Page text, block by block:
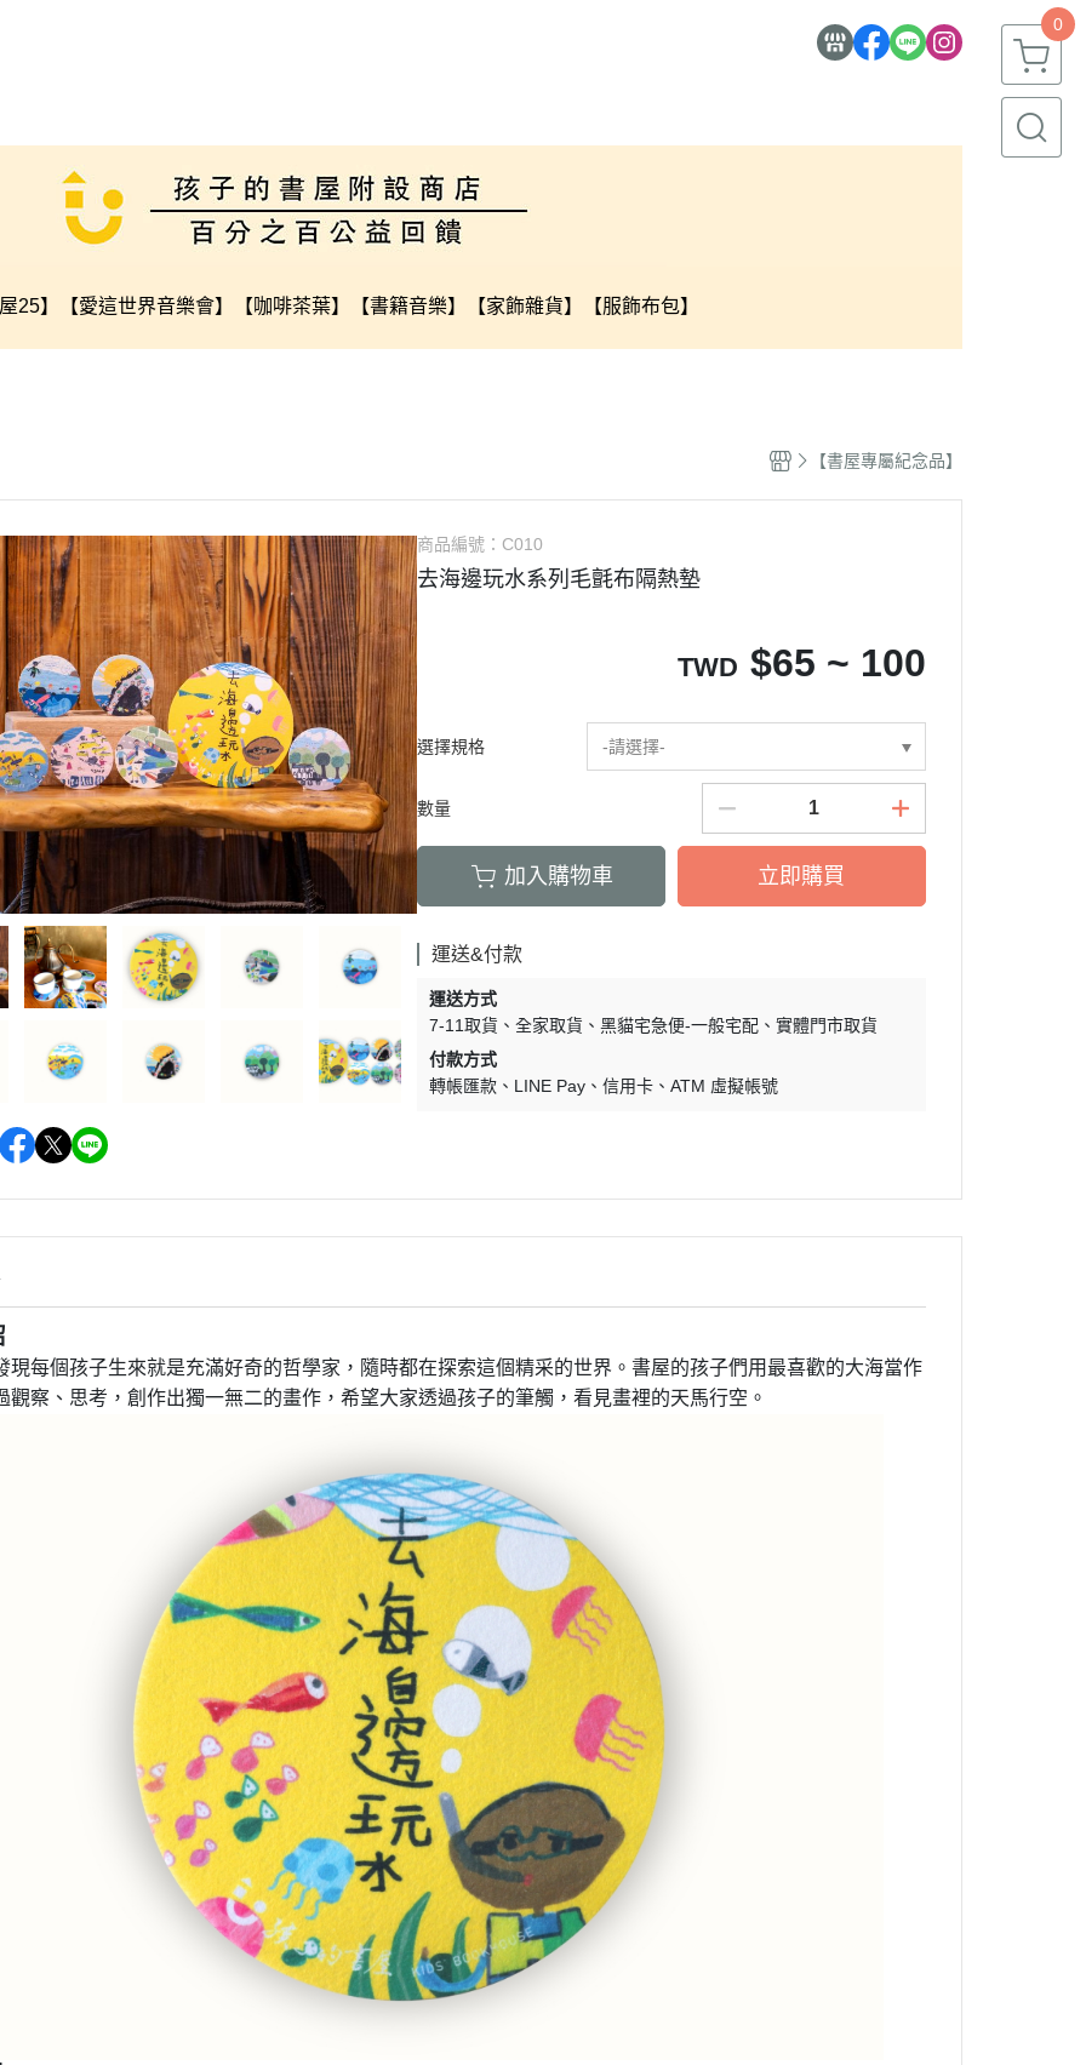
0
25】 【愛這世界音樂會】 【咖啡茶葉】 【書籍音樂】 【家飾雜貨】 【服飾布包】
【書屋專屬紀念品】
商品編號： C010
去海邊玩水系列毛氈布隔熱墊
TWD $65 ~ 100
選擇規格 -請選擇-
數量
加入購物車 立即購買
運送&付款
運送方式
7-11取貨
全家取貨 黑貓宅急便-一般宅配
實體門市取貨
付款方式
轉帳匯款
LINE Pay 信用卡 ATM 虛擬帳號
現每個孩子生來就是充滿好奇的哲學家，隨時都在探索這個精采的世界。書屋的孩子們用最喜歡的大海當作
觀察、思考，創作出獨一無二的畫作，希望大家透過孩子的筆觸，看見畫裡的天馬行空。